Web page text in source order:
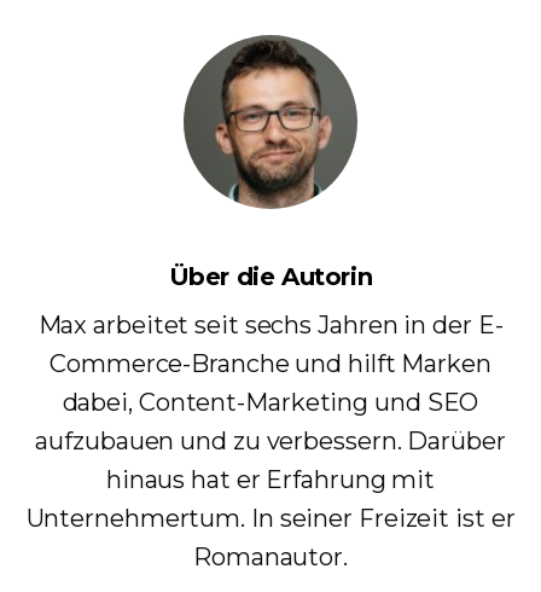
Über die Autorin
Max arbeitet seit sechs Jahren in der E-
Commerce-Branche und hilft Marken
dabei, Content-Marketing und SEO
aufzubauen und zu verbessern. Darüber
hinaus hat er Erfahrung mit
Unternehmertum. In seiner Freizeit ist er
Romanautor.